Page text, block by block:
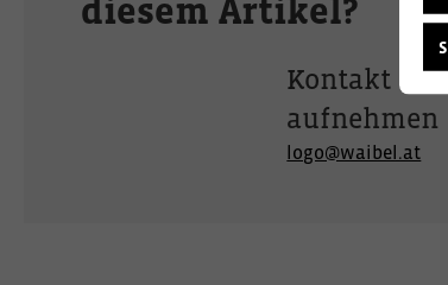
diesem Artikel?
Kontakt
aufnehmen
logo@waibel.at